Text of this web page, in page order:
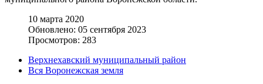
10 марта 2020
Обновлено: 05 сентября 2023
Просмотров: 283
Верхнехавский муниципальный район
Вся Воронежская земля